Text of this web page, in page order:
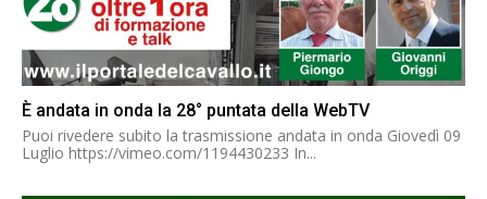
È andata in onda la 28° puntata della WebTV
Puoi rivedere subito la trasmissione andata in onda Giovedì 09
Luglio https://vimeo.com/1194430233 In...